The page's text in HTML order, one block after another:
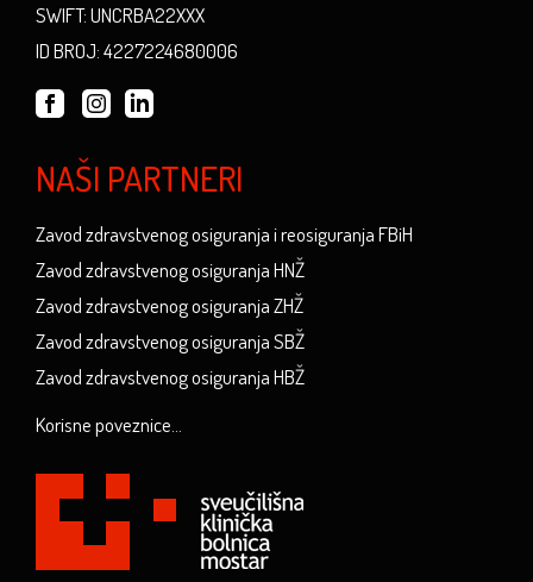
SWIFT: UNCRBA22XXX
ID BROJ: 4227224680006
NAŠI PARTNERI
Zavod zdravstvenog osiguranja i reosiguranja FBiH
Zavod zdravstvenog osiguranja HNŽ
Zavod zdravstvenog osiguranja ZHŽ
Zavod zdravstvenog osiguranja SBŽ
Zavod zdravstvenog osiguranja HBŽ
Korisne poveznice...